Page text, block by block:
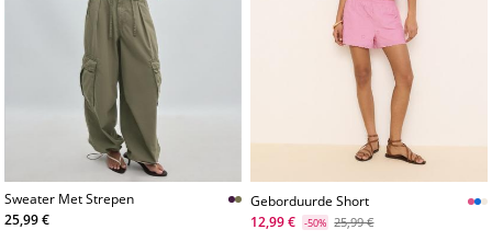
Sweater Met Strepen
25,99 €
Geborduurde Short
12,99 €
-50% 25,99 €